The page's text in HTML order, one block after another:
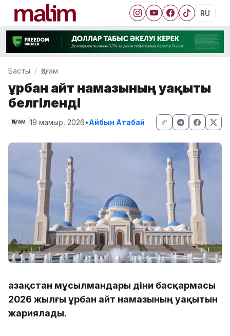
RU
Басты Қоғам
Құрбан айт намазының уақыты
белгіленді
Қоғам 19 мамыр, 2026•Айбын Атабай
Қазақстан мұсылмандары діни басқармасы
2026 жылғы Құрбан айт намазының уақытын
жариялады.